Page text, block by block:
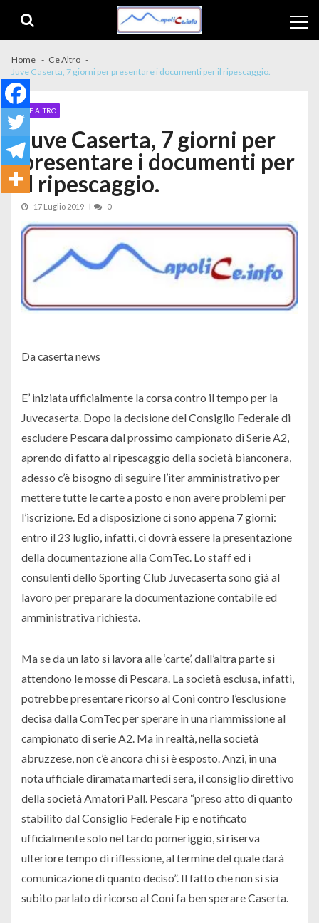
Home
Ce Altro
Juve Caserta, 7 giorni per presentare i documenti per il ripescaggio.
CE ALTRO
Juve Caserta, 7 giorni per
presentare i documenti per
il ripescaggio.
17 Luglio 2019 0
Da caserta news
E’ iniziata ufficialmente la corsa contro il tempo per la
Juvecaserta. Dopo la decisione del Consiglio Federale di
escludere Pescara dal prossimo campionato di Serie A2,
aprendo di fatto al ripescaggio della società bianconera,
adesso c’è bisogno di seguire l’iter amministrativo per
mettere tutte le carte a posto e non avere problemi per
l’iscrizione. Ed a disposizione ci sono appena 7 giorni:
entro il 23 luglio, infatti, ci dovrà essere la presentazione
della documentazione alla ComTec. Lo staff ed i
consulenti dello Sporting Club Juvecaserta sono già al
lavoro per preparare la documentazione contabile ed
amministrativa richiesta.
Ma se da un lato si lavora alle ‘carte’, dall’altra parte si
attendono le mosse di Pescara. La società esclusa, infatti,
potrebbe presentare ricorso al Coni contro l’esclusione
decisa dalla ComTec per sperare in una riammissione al
campionato di serie A2. Ma in realtà, nella società
abruzzese, non c’è ancora chi si è esposto. Anzi, in una
nota ufficiale diramata martedì sera, il consiglio direttivo
della società Amatori Pall. Pescara “preso atto di quanto
stabilito dal Consiglio Federale Fip e notificato
ufficialmente solo nel tardo pomeriggio, si riserva
ulteriore tempo di riflessione, al termine del quale darà
comunicazione di quanto deciso”. Il fatto che non si sia
subito parlato di ricorso al Coni fa ben sperare Caserta.